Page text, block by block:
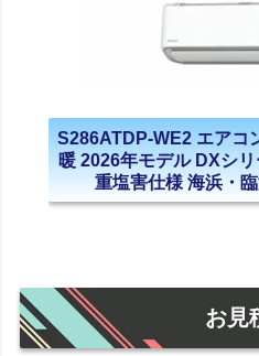
S286ATDP-WE2 エアコ
暖 2026年モデル DXシ
重塩害仕様 海浜・
お見